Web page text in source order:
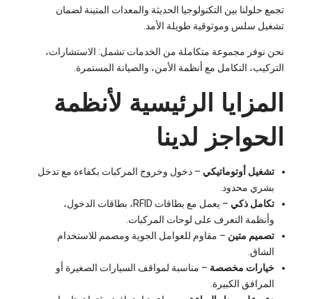
تجمع حلولنا بين التكنولوجيا الحديثة والمعدات المتينة لضمان
تشغيل سلس وموثوقية طويلة الأمد.
نحن نوفر مجموعة متكاملة من الخدمات تشمل: الاستشارات،
التركيب، التكامل مع أنظمة الأمن، والصيانة المستمرة.
المزايا الرئيسية لأنظمة
الحواجز لدينا
تشغيل أوتوماتيكي – دخول وخروج المركبات بكفاءة مع تدخل
بشري محدود.
تكامل ذكي
– يعمل مع بطاقات RFID، بطاقات الدخول،
وأنظمة التعرف على لوحات المركبات.
تصميم متين – مقاوم للعوامل الجوية ومصمم للاستخدام
الشاق.
خيارات مخصصة – مناسبة لمواقف السيارات الصغيرة أو
المرافق الكبيرة.